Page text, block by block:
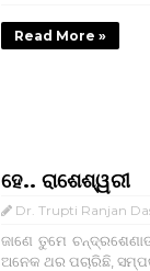
Read More »
ହେ.. ରାଶେଶ୍ୱରୀ
Dr. Trupti Ranjan
ଜାଣେ ତୁମେ
ଅନେକ ଥର ପଚାରିଛି,